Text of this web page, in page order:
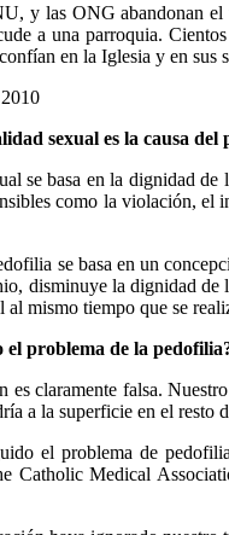
y las ONG abandonan el
a una parroquia.
en la Iglesia y en
sexual es la causa del
se basa en la dignidad
como la violación,
se basa en un
disminuye la dignidad
al mismo tiempo que se
problema de la
claramente falsa.
a la superficie en el
el problema de
Catholic Medical